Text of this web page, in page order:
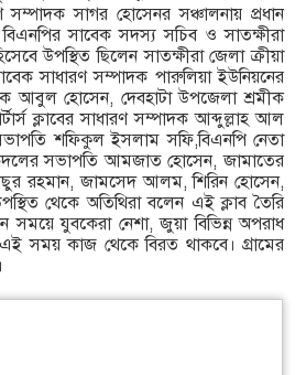
সাগর হোসেনর সঞ্চালনায় প্রধান
সাবেক সদস্য সচিব ও সাতক্ষীরা
উপস্থিত ছিলেন সাতক্ষীরা জেলা ক্রীয়া
সাধারণ সম্পাদক পারুলিয়া ইউনিয়নের
আবুল হোসেন, দেবহাটা উপজেলা শ্রমীক
ক্লাবের সাধারণ সম্পাদক আব্দুল্লাহ আল
শফিকুল ইসলাম সফি,বিএনপি নেতা
সভাপতি আমজাত হোসেন, জামাতের
রহমান, জামসেদ আলম, শিরিন হোসেন,
থেকে অতিথিরা বলেন এই ক্লাব তৈরি
যুবকেরা নেশা, জুয়া বিভিন্ন অপরাধ
সময় কাজ থেকে বিরত থাকবে। গ্রামের